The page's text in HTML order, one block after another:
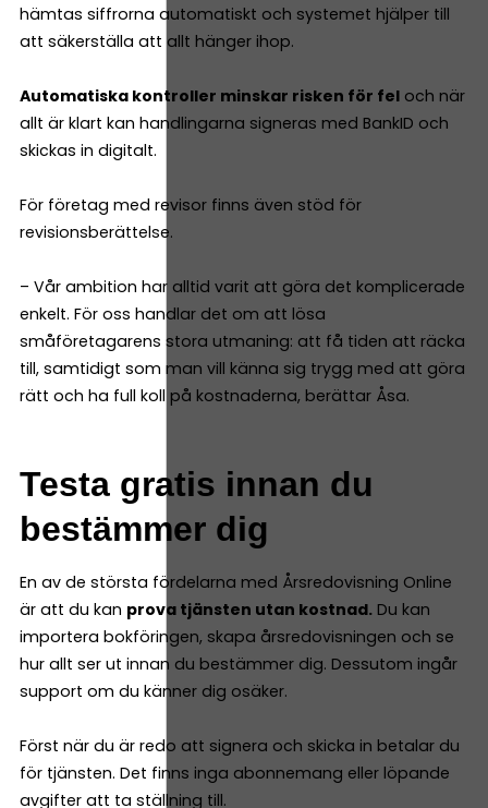
hämtas siffrorna automatiskt och systemet hjälper till
att säkerställa att allt hänger ihop.
Automatiska kontroller minskar risken för fel och när
allt är klart kan handlingarna signeras med BankID och
skickas in digitalt.
För företag med revisor finns även stöd för
revisionsberättelse.
– Vår ambition har alltid varit att göra det komplicerade
enkelt. För oss handlar det om att lösa
småföretagarens stora utmaning: att få tiden att räcka
till, samtidigt som man vill känna sig trygg med att göra
rätt och ha full koll på kostnaderna, berättar Åsa.
Testa gratis innan du
bestämmer dig
En av de största fördelarna med Årsredovisning Online
är att du kan prova tjänsten utan kostnad. Du kan
importera bokföringen, skapa årsredovisningen och se
hur allt ser ut innan du bestämmer dig. Dessutom ingår
support om du känner dig osäker.
Först när du är redo att signera och skicka in betalar du
för tjänsten. Det finns inga abonnemang eller löpande
avgifter att ta ställning till.